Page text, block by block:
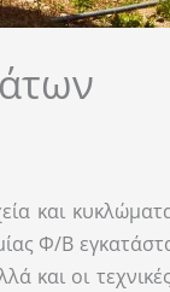
και
Φ/Β
και οι